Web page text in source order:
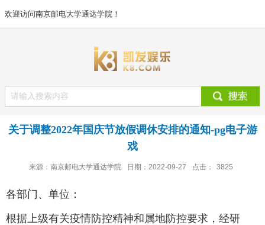
欢迎访问南京邮电大学通达学院！
关于调整2022年国庆节放假调休安排的通知-pg电子游
戏
来源：南京邮电大学通达学院 日期：2022-09-27 点击： 3825
各部门、单位：
根据上级有关疫情防控精神和属地防控要求，经研